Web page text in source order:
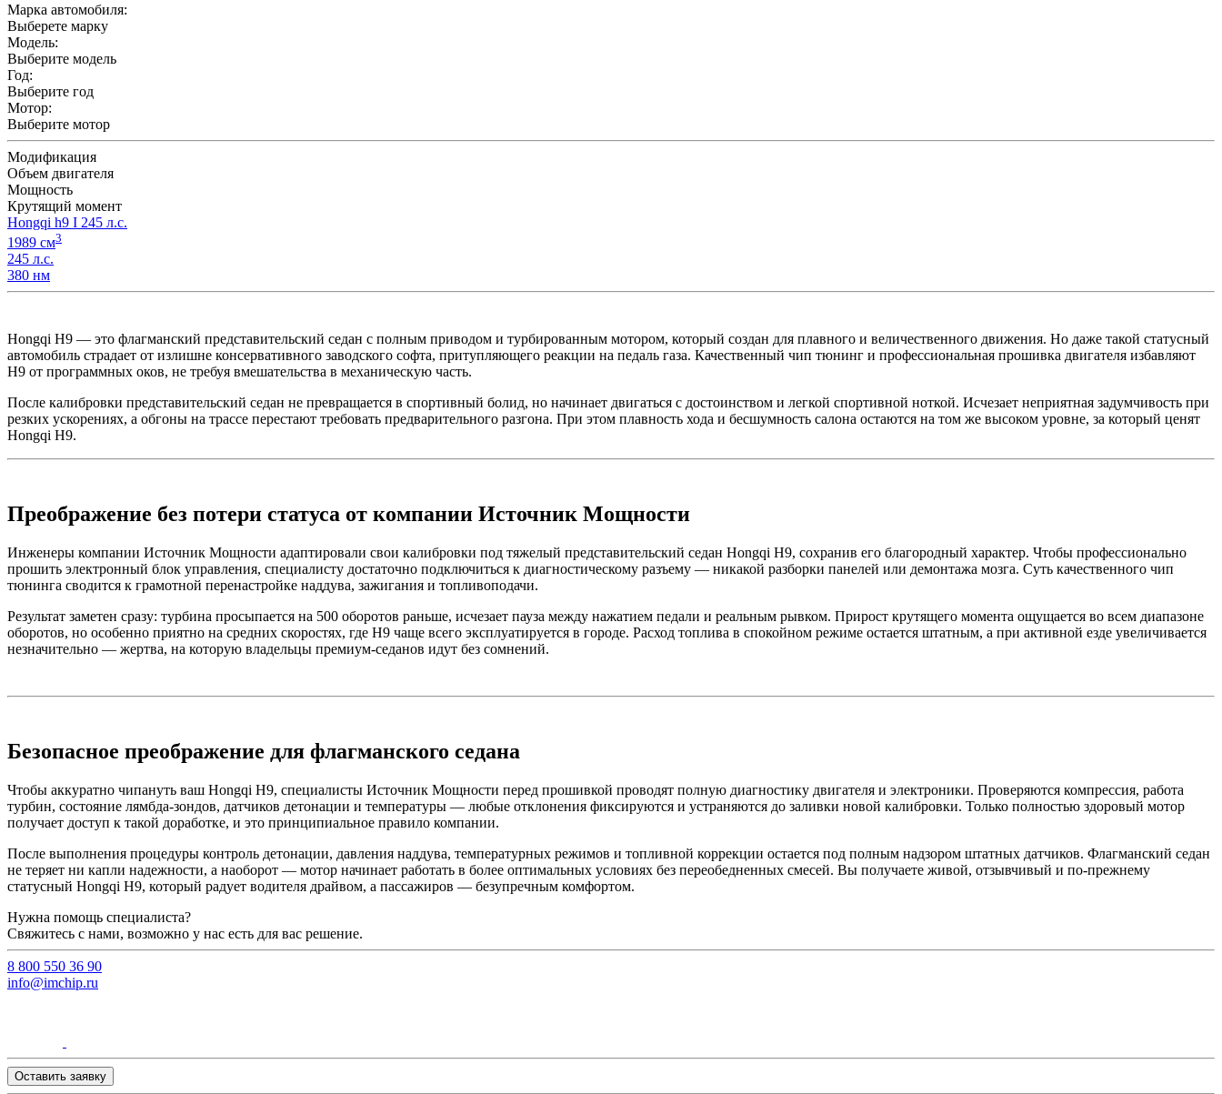
Марка автомобиля:
Выберете марку
Модель:
Выберите модель
Год:
Выберите год
Мотор:
Выберите мотор
Модификация
Объем двигателя
Мощность
Крутящий момент
Hongqi h9 I 245 л.с.
1989 см3
245 л.с.
380 нм
Hongqi H9 — это флагманский представительский седан с полным приводом и турбированным мотором, который создан для плавного и величественного движения. Но даже такой статусный
автомобиль страдает от излишне консервативного заводского софта, притупляющего реакции на педаль газа. Качественный чип тюнинг и профессиональная прошивка двигателя избавляют
H9 от программных оков, не требуя вмешательства в механическую часть.
После калибровки представительский седан не превращается в спортивный болид, но начинает двигаться с достоинством и легкой спортивной ноткой. Исчезает неприятная задумчивость при
резких ускорениях, а обгоны на трассе перестают требовать предварительного разгона. При этом плавность хода и бесшумность салона остаются на том же высоком уровне, за который ценят
Hongqi H9.
Преображение без потери статуса от компании Источник Мощности
Инженеры компании Источник Мощности адаптировали свои калибровки под тяжелый представительский седан Hongqi H9, сохранив его благородный характер. Чтобы профессионально
прошить электронный блок управления, специалисту достаточно подключиться к диагностическому разъему — никакой разборки панелей или демонтажа мозга. Суть качественного чип
тюнинга сводится к грамотной перенастройке наддува, зажигания и топливоподачи.
Результат заметен сразу: турбина просыпается на 500 оборотов раньше, исчезает пауза между нажатием педали и реальным рывком. Прирост крутящего момента ощущается во всем диапазоне
оборотов, но особенно приятно на средних скоростях, где H9 чаще всего эксплуатируется в городе. Расход топлива в спокойном режиме остается штатным, а при активной езде увеличивается
незначительно — жертва, на которую владельцы премиум-седанов идут без сомнений.
Безопасное преображение для флагманского седана
Чтобы аккуратно чипануть ваш Hongqi H9, специалисты Источник Мощности перед прошивкой проводят полную диагностику двигателя и электроники. Проверяются компрессия, работа
турбин, состояние лямбда-зондов, датчиков детонации и температуры — любые отклонения фиксируются и устраняются до заливки новой калибровки. Только полностью здоровый мотор
получает доступ к такой доработке, и это принципиальное правило компании.
После выполнения процедуры контроль детонации, давления наддува, температурных режимов и топливной коррекции остается под полным надзором штатных датчиков. Флагманский седан
не теряет ни капли надежности, а наоборот — мотор начинает работать в более оптимальных условиях без переобедненных смесей. Вы получаете живой, отзывчивый и по-прежнему
статусный Hongqi H9, который радует водителя драйвом, а пассажиров — безупречным комфортом.
Нужна помощь специалиста?
Свяжитесь с нами, возможно у нас есть для вас решение.
8 800 550 36 90
info@imchip.ru
Оставить заявку